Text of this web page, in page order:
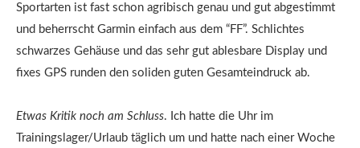
Sportarten ist fast schon agribisch genau und gut abgestimmt
und beherrscht Garmin einfach aus dem “FF”. Schlichtes
schwarzes Gehäuse und das sehr gut ablesbare Display und
fixes GPS runden den soliden guten Gesamteindruck ab.
Etwas Kritik noch am Schluss. Ich hatte die Uhr im
Trainingslager/Urlaub täglich um und hatte nach einer Woche